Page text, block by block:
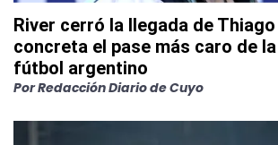
River cerró la llegada de
concreta el pase más caro de
fútbol argentino
PorRedacción Diario de Cuyo